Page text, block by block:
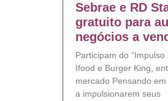
Sebrae e RD
gratuito para
negócios a
Participam do
Ifood e Burger King,
mercado Pensando
a impulsionarem seus